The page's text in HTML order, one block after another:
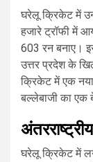
घरेलू क्रिकेट में
हजारे ट्रॉफी में
603 रन बनाए।
उत्तर प्रदेश के
क्रिकेट में एक नया
बल्लेबाजी का एक
घरेलू क्रिकेट में